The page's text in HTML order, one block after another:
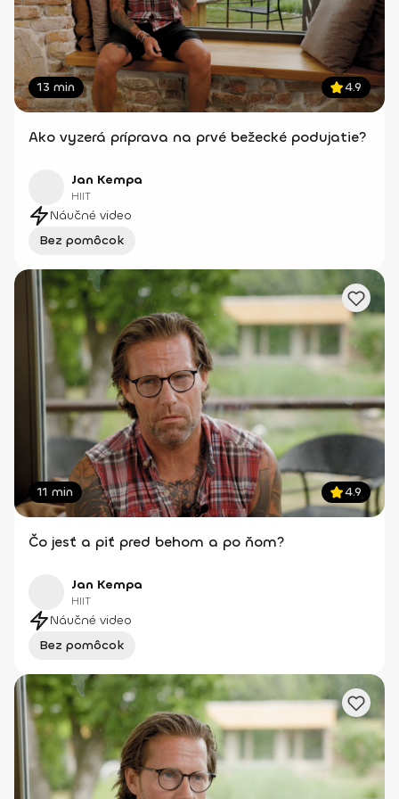
13 min 4.9
Ako vyzerá príprava na prvé bežecké podujatie?
Jan Kempa
HIIT
Náučné video
Bez pomôcok
11 min 4.9
Čo jesť a piť pred behom a po ňom?
Jan Kempa
HIIT
Náučné video
Bez pomôcok